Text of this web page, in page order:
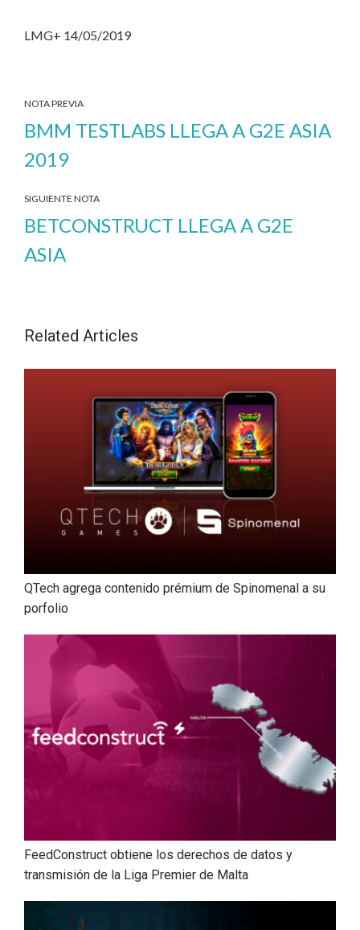
LMG+ 14/05/2019
NOTA PREVIA
BMM TESTLABS LLEGA A G2E ASIA
2019
SIGUIENTE NOTA
BETCONSTRUCT LLEGA A G2E
ASIA
Related Articles
QTech agrega contenido prémium de Spinomenal a su
porfolio
FeedConstruct obtiene los derechos de datos y
transmisión de la Liga Premier de Malta